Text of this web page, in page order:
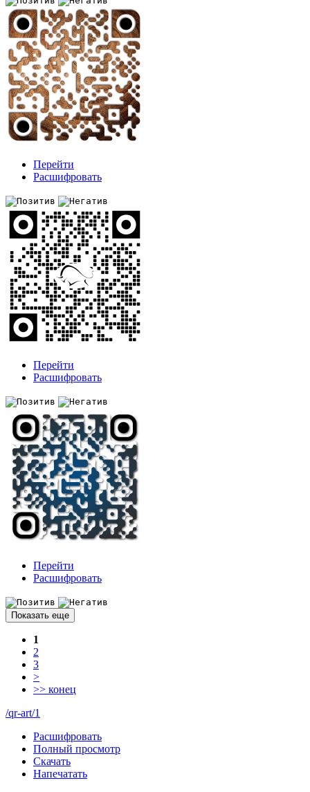
Перейти
Расшифровать
Перейти
Расшифровать
Перейти
Расшифровать
Показать еще
1
2
3
>
>> конец
/qr-art/1
Расшифровать
Полный просмотр
Скачать
Напечатать